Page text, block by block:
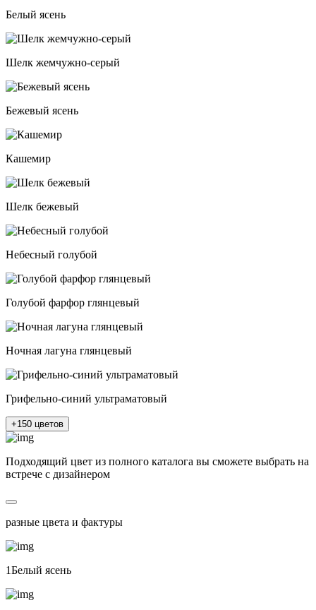
Белый ясень
Шелк жемчужно-серый
Бежевый ясень
Кашемир
Шелк бежевый
Небесный голубой
Голубой фарфор глянцевый
Ночная лагуна глянцевый
Грифельно-синий ультраматовый
+150 цветов
Подходящий цвет из полного каталога вы сможете выбрать на
встрече с дизайнером
разные цвета и фактуры
1Белый ясень